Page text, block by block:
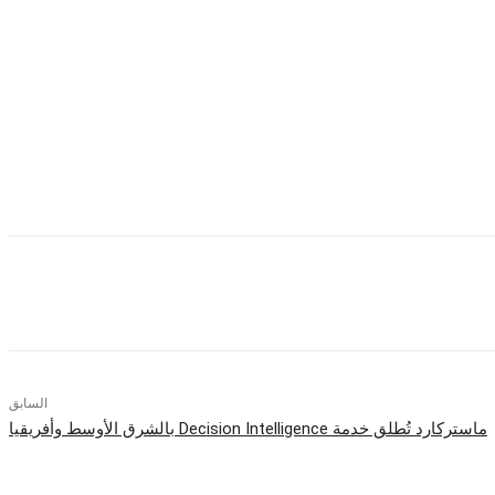
السابق
ماستركارد تُطلق خدمة Decision Intelligence بالشرق الأوسط وأفريقيا